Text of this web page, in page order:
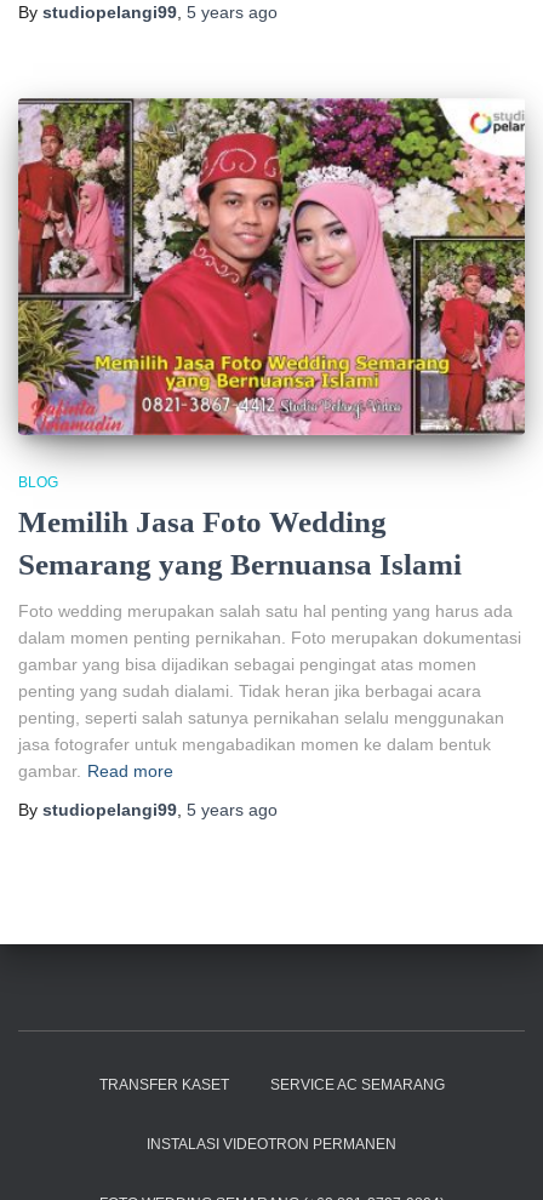
By studiopelangi99 5 years ago
BLOG
Memilih Jasa Foto Wedding
Semarang yang Bernuansa Islami
Foto wedding merupakan salah satu hal penting yang harus ada
dalam momen penting pernikahan. Foto merupakan dokumentasi
gambar yang bisa dijadikan sebagai pengingat atas momen
penting yang sudah dialami. Tidak heran jika berbagai acara
penting, seperti salah satunya pernikahan selalu menggunakan
jasa fotografer untuk mengabadikan momen ke dalam bentuk
gambar. Read more
By studiopelangi99, 5 years ago
TRANSFER KASET SERVICE AC SEMARANG
INSTALASI VIDEOTRON PERMANEN